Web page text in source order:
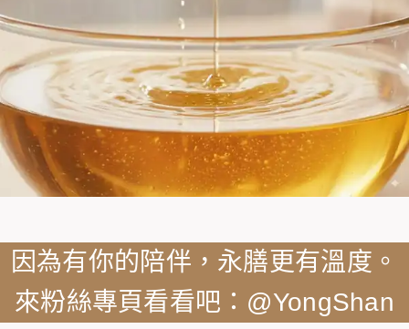
因為有你的陪伴，永膳更有溫度。
來粉絲專頁看看吧：@YongShan